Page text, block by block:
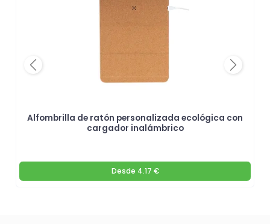
Alfombrilla de ratón personalizada ecológica con
cargador inalámbrico
Desde 4.17 €
Previous Next